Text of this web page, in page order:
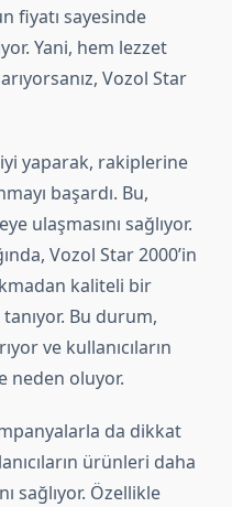
fiyatı sayesinde
Yani, hem lezzet
Vozol Star
yaparak, rakiplerine
başardı. Bu,
ulaşmasını sağlıyor.
Vozol Star 2000’in
kaliteli bir
Bu durum,
ve kullanıcıların
neden oluyor.
da dikkat
ürünleri daha
sağlıyor. Özellikle